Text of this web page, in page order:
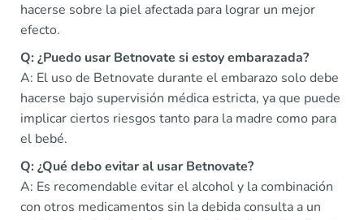
hacerse sobre la piel afectada para lograr un mejor
efecto.
Q: ¿Puedo usar Betnovate si estoy embarazada?
A: El uso de Betnovate durante el embarazo solo debe
hacerse bajo supervisión médica estricta, ya que puede
implicar ciertos riesgos tanto para la madre como para
el bebé.
Q: ¿Qué debo evitar al usar Betnovate?
A: Es recomendable evitar el alcohol y la combinación
con otros medicamentos sin la debida consulta a un